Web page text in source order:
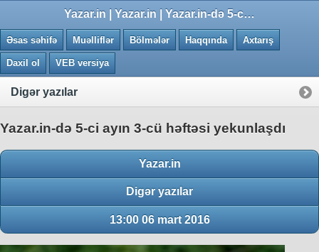
Yazar.in | Yazar.in | Yazar.in-də 5-ci ayın 3-cü həftəsi yekunlaşdı
Əsas səhifə Muəlliflər Bölmələr Haqqında Axtarış
Daxil ol VEB versiya
Digər yazılar
Yazar.in-də 5-ci ayın 3-cü həftəsi yekunlaşdı
Yazar.in
Digər yazılar
13:00 06 mart 2016